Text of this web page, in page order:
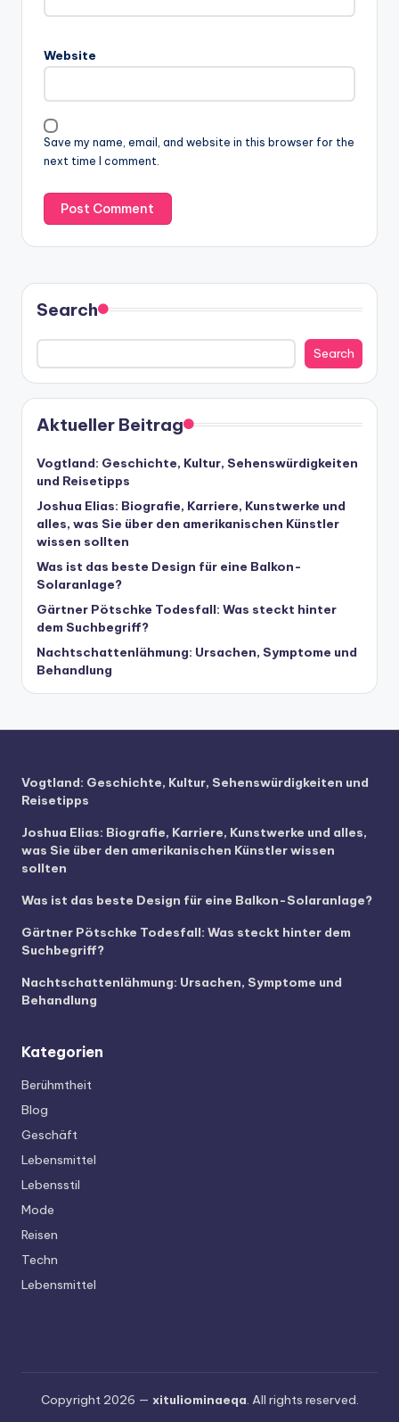
Website
Save my name, email, and website in this browser for the
next time I comment.
Search
Search
Aktueller Beitrag
Vogtland: Geschichte, Kultur, Sehenswürdigkeiten
und Reisetipps
Joshua Elias: Biografie, Karriere, Kunstwerke und
alles, was Sie über den amerikanischen Künstler
wissen sollten
Was ist das beste Design für eine Balkon-
Solaranlage?
Gärtner Pötschke Todesfall: Was steckt hinter
dem Suchbegriff?
Nachtschattenlähmung: Ursachen, Symptome und
Behandlung
Vogtland: Geschichte, Kultur, Sehenswürdigkeiten und
Reisetipps
Joshua Elias: Biografie, Karriere, Kunstwerke und alles,
was Sie über den amerikanischen Künstler wissen
sollten
Was ist das beste Design für eine Balkon-Solaranlage?
Gärtner Pötschke Todesfall: Was steckt hinter dem
Suchbegriff?
Nachtschattenlähmung: Ursachen, Symptome und
Behandlung
Kategorien
Berühmtheit
Blog
Geschäft
Lebensmittel
Lebensstil
Mode
Reisen
Techn
Lebensmittel
Copyright 2026 — xituliominaeqa. All rights reserved.